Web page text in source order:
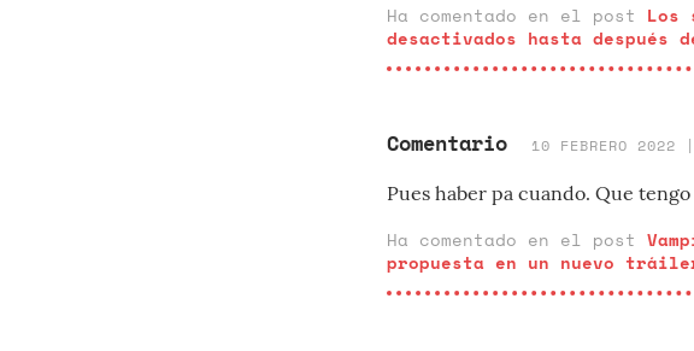
Ha comentado en el post Los
desactivados hasta después
Comentario 10 FEBRERO
Pues haber pa cuando. Que
Ha comentado en el post
propuesta en un nuevo